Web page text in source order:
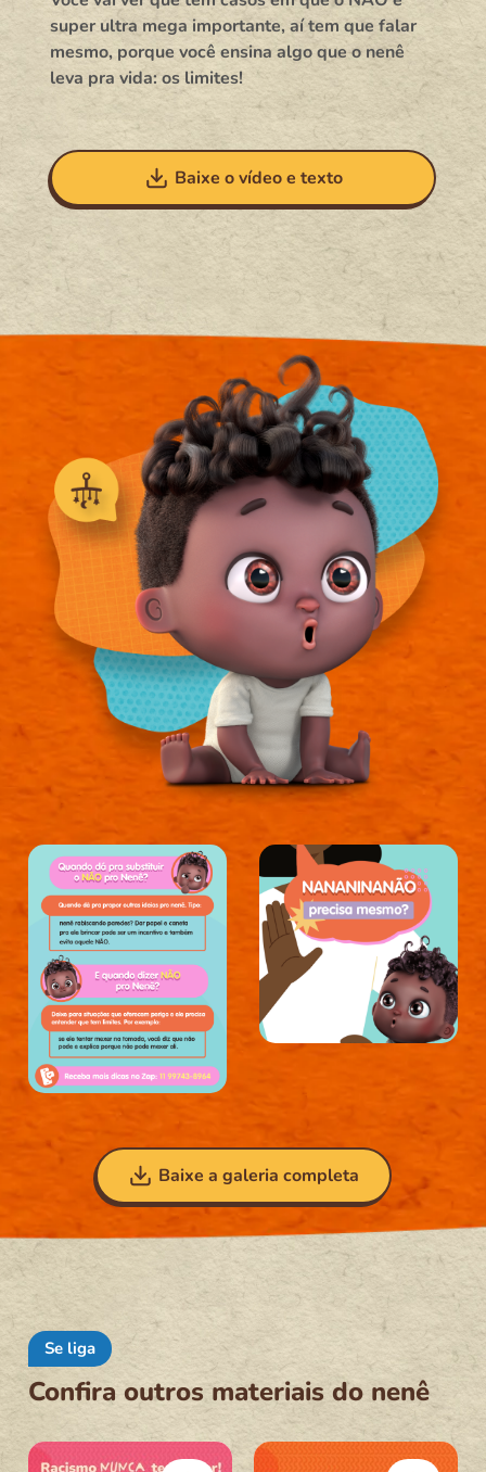
super ultra mega importante, aí tem que falar
mesmo, porque você ensina algo que o nenê
leva pra vida: os limites!
Baixe o vídeo e texto
Baixe a galeria completa
Se liga
Confira outros materiais do nenê